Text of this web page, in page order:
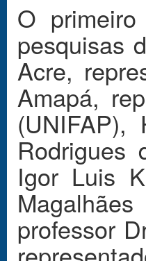
O
pesquisas
Acre,
Amapá,
(UNIFAP),
Rodrigues
Igor Luis
professor